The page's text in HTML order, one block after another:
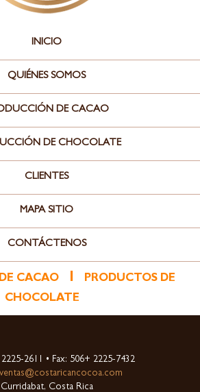
INICIO
QUIÉNES SOMOS
DE CACAO
DE CHOCOLATE
CLIENTES
MAPA SITIO
CONTÁCTENOS
CACAO l
PRODUCTOS DE
CHOCOLATE
2611 • Fax: 506+ 2225-7432
ventas@costaricancocoa.com
Curridabat, Costa Rica